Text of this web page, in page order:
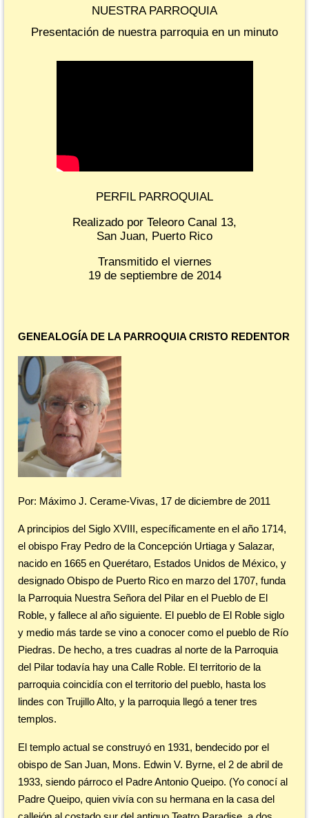
NUESTRA PARROQUIA
Presentación de nuestra parroquia en un minuto
PERFIL PARROQUIAL
Realizado por Teleoro Canal 13,
San Juan, Puerto Rico
Transmitido el viernes
19 de septiembre de 2014
GENEALOGÍA DE LA PARROQUIA CRISTO REDENTOR
Por: Máximo J. Cerame-Vivas, 17 de diciembre de 2011
A principios del Siglo XVIII, específicamente en el año 1714,
el obispo Fray Pedro de la Concepción Urtiaga y Salazar,
nacido en 1665 en Querétaro, Estados Unidos de México, y
designado Obispo de Puerto Rico en marzo del 1707, funda
la Parroquia Nuestra Señora del Pilar en el Pueblo de El
Roble, y fallece al año siguiente. El pueblo de El Roble siglo
y medio más tarde se vino a conocer como el pueblo de Río
Piedras. De hecho, a tres cuadras al norte de la Parroquia
del Pilar todavía hay una Calle Roble. El territorio de la
parroquia coincidía con el territorio del pueblo, hasta los
lindes con Trujillo Alto, y la parroquia llegó a tener tres
templos.
El templo actual se construyó en 1931, bendecido por el
obispo de San Juan, Mons. Edwin V. Byrne, el 2 de abril de
1933, siendo párroco el Padre Antonio Queipo. (Yo conocí al
Padre Queipo, quien vivía con su hermana en la casa del